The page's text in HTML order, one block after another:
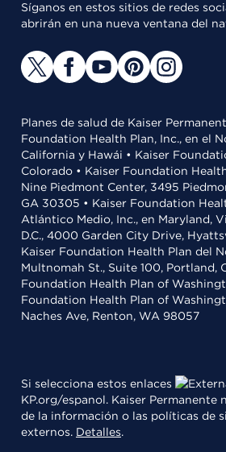
Síganos en estos sitios de redes
abrirán en una nueva ventana del
Planes de salud de Kaiser
Foundation Health Plan, Inc., en el
California y Hawái • Kaiser
Colorado • Kaiser Foundation
Nine Piedmont Center, 3495
GA 30305 • Kaiser Foundation
Atlántico Medio, Inc., en Maryland,
D.C., 4000 Garden City Drive,
Kaiser Foundation Health Plan del
Multnomah St., Suite 100, Portland,
Foundation Health Plan of
Foundation Health Plan of
Naches Ave, Renton, WA 98057
Si selecciona estos enlaces
KP.org/espanol. Kaiser Permanente
de la información o las políticas de
externos. Detalles.